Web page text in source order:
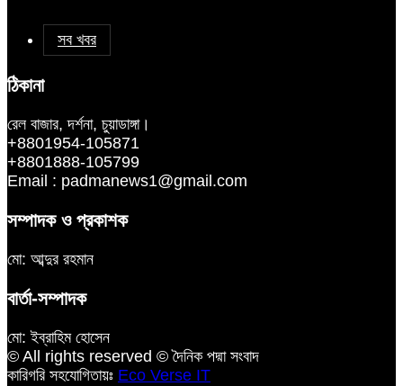
সব খবর
ঠিকানা
রেল বাজার, দর্শনা, চুয়াডাঙ্গা।
+8801954-105871
+8801888-105799
Email : padmanews1@gmail.com
সম্পাদক ও প্রকাশক
মো: আব্দুর রহমান
বার্তা-সম্পাদক
মো: ইব্রাহিম হোসেন
© All rights reserved © দৈনিক পদ্মা সংবাদ
কারিগরি সহযোগিতায়ঃ Eco Verse IT